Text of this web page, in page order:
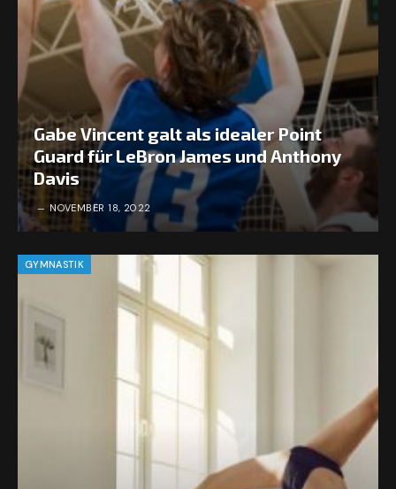
Gabe Vincent galt als idealer Point
Guard für LeBron James und Anthony
Davis
NOVEMBER 18, 2022
GYMNASTIK